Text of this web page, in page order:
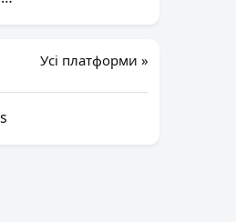
Усі платформи »